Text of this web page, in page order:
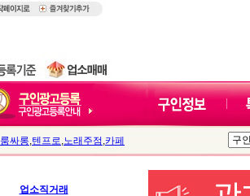
룸싸롱,텐프로,노래주점 ,카페
업소직거래